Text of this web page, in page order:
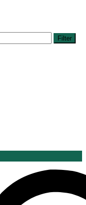
Filter